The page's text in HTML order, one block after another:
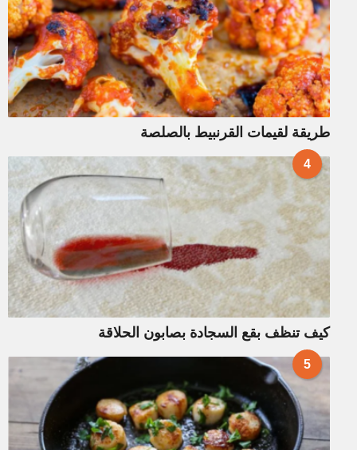
طريقة لقيمات القرنبيط بالصلصة
4
كيف تنظف بقع السجادة بصابون الحلاقة
5